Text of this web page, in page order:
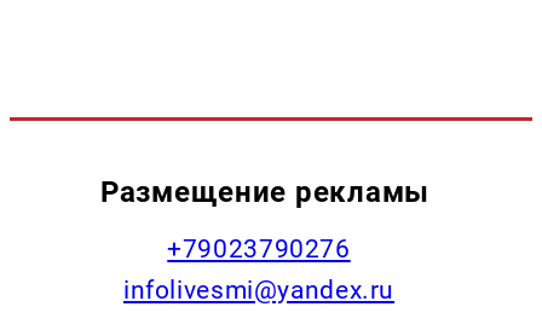
Размещение рекламы
+79023790276
infolivesmi@yandex.ru